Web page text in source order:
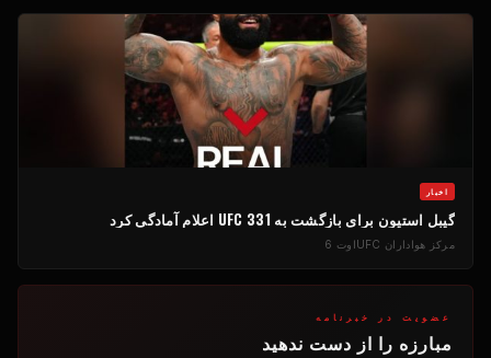
اخبار
گیبل استیون برای بازگشت به UFC 331 اعلام آمادگی کرد
مرکز هواداران UFC اوت 6
عضویت در خبرنامه
مبارزه را از دست ندهید